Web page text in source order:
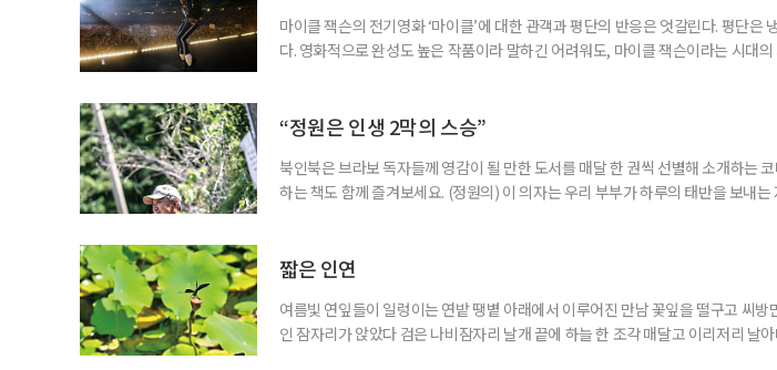
마이클 잭슨의 전기영화 ‘마이클’에 대한 관객과 평단의 반응은 엇갈린다. 평단은
다. 영화적으로 완성도 높은 작품이라 말하긴 어려워도, 마이클 잭슨이라는 시대
만 봐도 기대되는 작품이다. ‘보헤미안 랩소디’는 2018년 개봉 당시 무려 990만 관
“정원은 인생 2막의 스승”
북인북은 브라보 독자들께 영감이 될 만한 도서를 매달 한 권씩 선별해 소개하는
하는 책도 함께 즐겨보세요. (정원의) 이 의자는 우리 부부가 하루의 태반을 보내
리스가 화려한 얼굴을 내밀면 그 앞으로 자리를 옮긴다. -‘꽃을 보다, 마음을 듣다’,
짧은 인연
여름빛 연잎들이 일렁이는 연밭 땡볕 아래에서 이루어진 만남 꽃잎을 떨구고 씨방
인 잠자리가 앉았다 검은 나비잠자리 날개 끝에 하늘 한 조각 매달고 이리저리 날